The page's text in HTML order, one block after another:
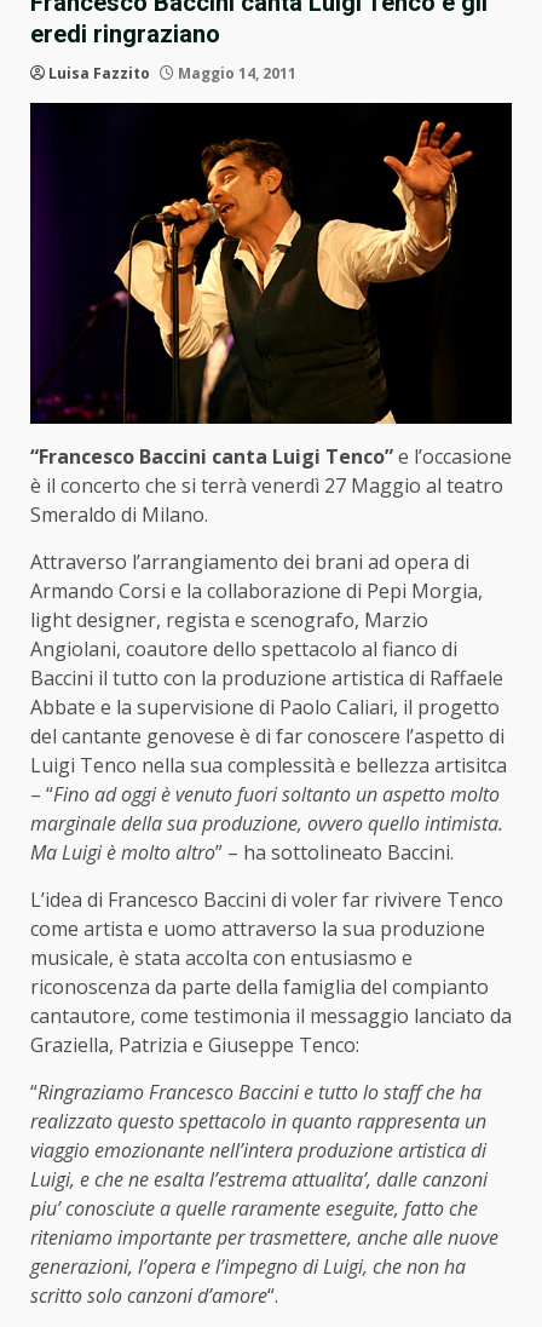
eredi ringraziano
Luisa Fazzito Maggio 14, 2011
“Francesco Baccini canta Luigi Tenco”e l’occasione
è il concerto che si terrà venerdì 27 Maggio al teatro
Smeraldo di Milano.
Attraverso l’arrangiamento dei brani ad opera di
Armando Corsi e la collaborazione di Pepi Morgia,
light designer, regista e scenografo, Marzio
Angiolani, coautore dello spettacolo al fianco di
Baccini il tutto con la produzione artistica di Raffaele
Abbate e la supervisione di Paolo Caliari, il progetto
del cantante genovese è di far conoscere l’aspetto di
Luigi Tenco nella sua complessità e bellezza artisitca
– “Fino ad oggi è venuto fuori soltanto un aspetto molto
marginale della sua produzione, ovvero quello intimista.
Ma Luigi è molto altro” – ha sottolineato Baccini.
L’idea di Francesco Baccini di voler far rivivere Tenco
come artista e uomo attraverso la sua produzione
musicale, è stata accolta con entusiasmo e
riconoscenza da parte della famiglia del compianto
cantautore, come testimonia il messaggio lanciato da
Graziella, Patrizia e Giuseppe Tenco:
“Ringraziamo Francesco Baccini e tutto lo staff che ha
realizzato questo spettacolo in quanto rappresenta un
viaggio emozionante nell’intera produzione artistica di
Luigi, e che ne esalta l’estrema attualita’, dalle canzoni
piu’ conosciute a quelle raramente eseguite, fatto che
riteniamo importante per trasmettere, anche alle nuove
generazioni, l’opera e l’impegno di Luigi, che non ha
scritto solo canzoni d’amore“.